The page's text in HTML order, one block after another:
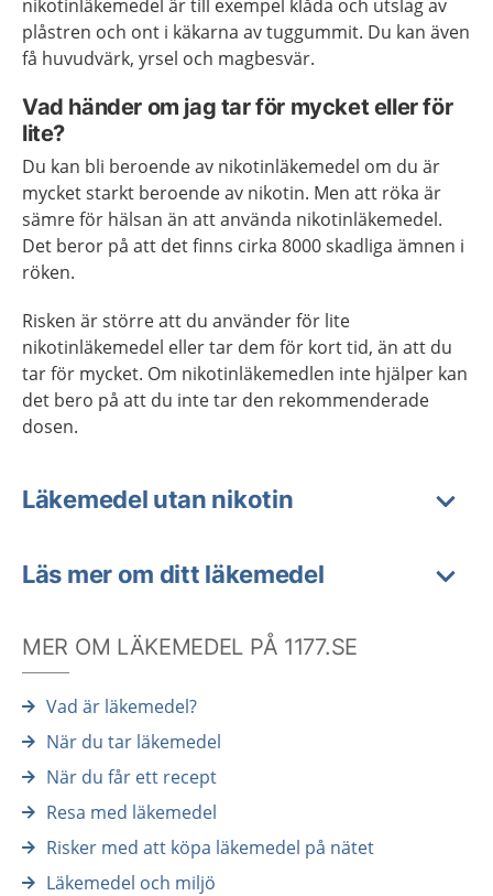
nikotinläkemedel är till exempel klåda och utslag av
plåstren och ont i käkarna av tuggummit. Du kan även
få huvudvärk, yrsel och magbesvär.
Vad händer om jag tar för mycket eller för
lite?
Du kan bli beroende av nikotinläkemedel om du är
mycket starkt beroende av nikotin. Men att röka är
sämre för hälsan än att använda nikotinläkemedel.
Det beror på att det finns cirka 8000 skadliga ämnen i
röken.
Risken är större att du använder för lite
nikotinläkemedel eller tar dem för kort tid, än att du
tar för mycket. Om nikotinläkemedlen inte hjälper kan
det bero på att du inte tar den rekommenderade
dosen.
Läkemedel utan nikotin
Läs mer om ditt läkemedel
MER OM LÄKEMEDEL PÅ 1177.SE
Vad är läkemedel?
När du tar läkemedel
När du får ett recept
Resa med läkemedel
Risker med att köpa läkemedel på nätet
Läkemedel och miljö